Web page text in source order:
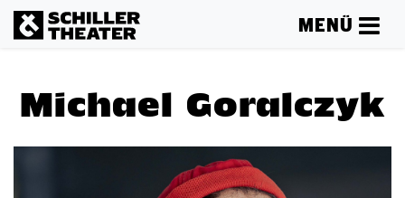
MENÜ
Michael Goralczyk